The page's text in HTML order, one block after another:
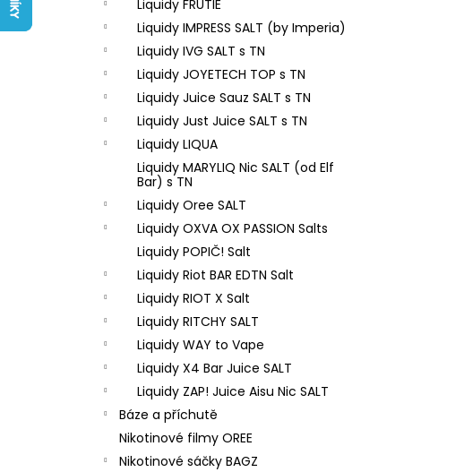
Liquidy FRUTIE
Liquidy IMPRESS SALT (by Imperia)
Liquidy IVG SALT s TN
Liquidy JOYETECH TOP s TN
Liquidy Juice Sauz SALT s TN
Liquidy Just Juice SALT s TN
Liquidy LIQUA
Liquidy MARYLIQ Nic SALT (od Elf
Bar) s TN
Liquidy Oree SALT
Liquidy OXVA OX PASSION Salts
Liquidy POPIČ! Salt
Liquidy Riot BAR EDTN Salt
Liquidy RIOT X Salt
Liquidy RITCHY SALT
Liquidy WAY to Vape
Liquidy X4 Bar Juice SALT
Liquidy ZAP! Juice Aisu Nic SALT
Báze a příchutě
Nikotinové filmy OREE
Nikotinové sáčky BAGZ
LIQUID ARAMAX 4PACK CIGAR
TOBACCO 4X10ML-18MG
558 Kč